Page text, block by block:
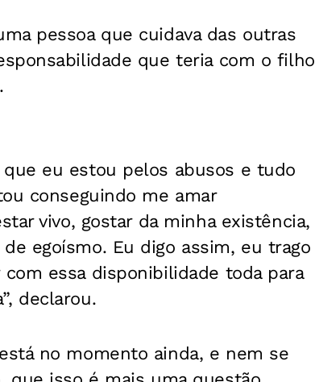
pessoa que cuidava das outras
que teria com o filho
eu estou pelos abusos e tudo
conseguindo me amar
vivo, gostar da minha existência,
egoísmo. Eu digo assim, eu trago
essa disponibilidade toda para
declarou.
no momento ainda, e nem se